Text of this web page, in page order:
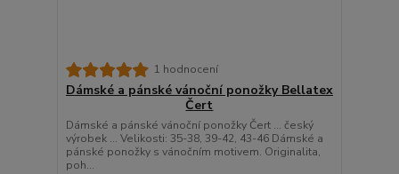
1 hodnocení
Dámské a pánské vánoční ponožky Bellatex
Čert
Dámské a pánské vánoční ponožky Čert ... český
výrobek ... Velikosti: 35-38, 39-42, 43-46 Dámské a
pánské ponožky s vánočním motivem. Originalita,
poh...